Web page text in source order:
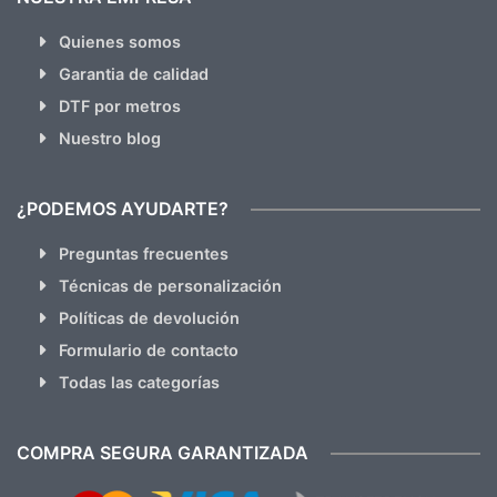
Quienes somos
Garantia de calidad
DTF por metros
Nuestro blog
¿PODEMOS AYUDARTE?
Preguntas frecuentes
Técnicas de personalización
Políticas de devolución
Formulario de contacto
Todas las categorías
COMPRA SEGURA GARANTIZADA